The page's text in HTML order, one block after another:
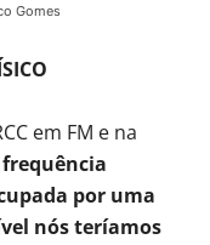
Gomes
em FM e na
frequência
por uma
nós teríamos